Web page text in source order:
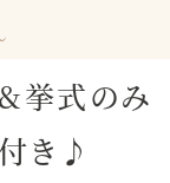
ディング
ーション
&挙式のみ
き♪